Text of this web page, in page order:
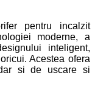
pentru incalzit
moderne, a
inteligent,
Acestea ofera
si de uscare si